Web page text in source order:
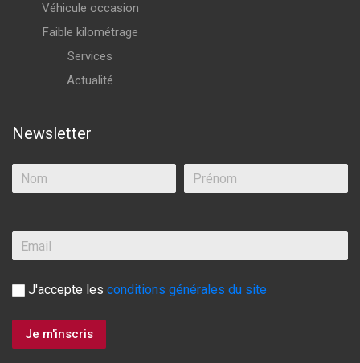
Véhicule occasion
Faible kilométrage
Services
Actualité
Newsletter
J'accepte les conditions générales du site